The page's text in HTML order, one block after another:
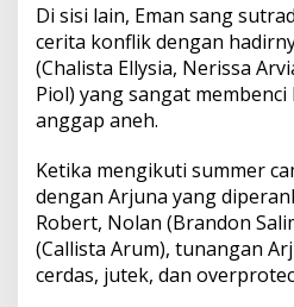
Di sisi lain, Eman sang
cerita konflik dengan
(Chalista Ellysia, Nerissa
Piol) yang sangat
anggap aneh.
Ketika mengikuti summer
dengan Arjuna yang
Robert, Nolan (Brandon
(Callista Arum), tunangan
cerdas, jutek, dan